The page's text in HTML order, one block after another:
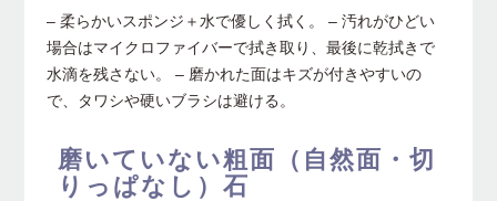
– 柔らかいスポンジ＋水で優しく拭く。 – 汚れがひどい
場合はマイクロファイバーで拭き取り、最後に乾拭きで
水滴を残さない。 – 磨かれた面はキズが付きやすいの
で、タワシや硬いブラシは避ける。
磨いていない粗面（自然面・切
りっぱなし）石